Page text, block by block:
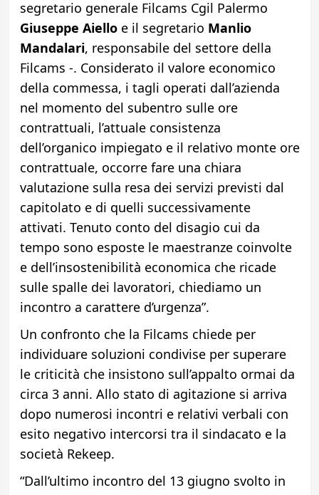
segretario generale Filcams Cgil Palermo
Giuseppe Aielloe il segretario Manlio
Mandalari, responsabile del settore della
Filcams -. Considerato il valore economico
della commessa, i tagli operati dall’azienda
nel momento del subentro sulle ore
contrattuali, l’attuale consistenza
dell’organico impiegato e il relativo monte ore
contrattuale, occorre fare una chiara
valutazione sulla resa dei servizi previsti dal
capitolato e di quelli successivamente
attivati. Tenuto conto del disagio cui da
tempo sono esposte le maestranze coinvolte
e dell’insostenibilità economica che ricade
sulle spalle dei lavoratori, chiediamo un
incontro a carattere d’urgenza”.
Un confronto che la Filcams chiede per
individuare soluzioni condivise per superare
le criticità che insistono sull’appalto ormai da
circa 3 anni. Allo stato di agitazione si arriva
dopo numerosi incontri e relativi verbali con
esito negativo intercorsi tra il sindacato e la
società Rekeep.
“Dall’ultimo incontro del 13 giugno svolto in